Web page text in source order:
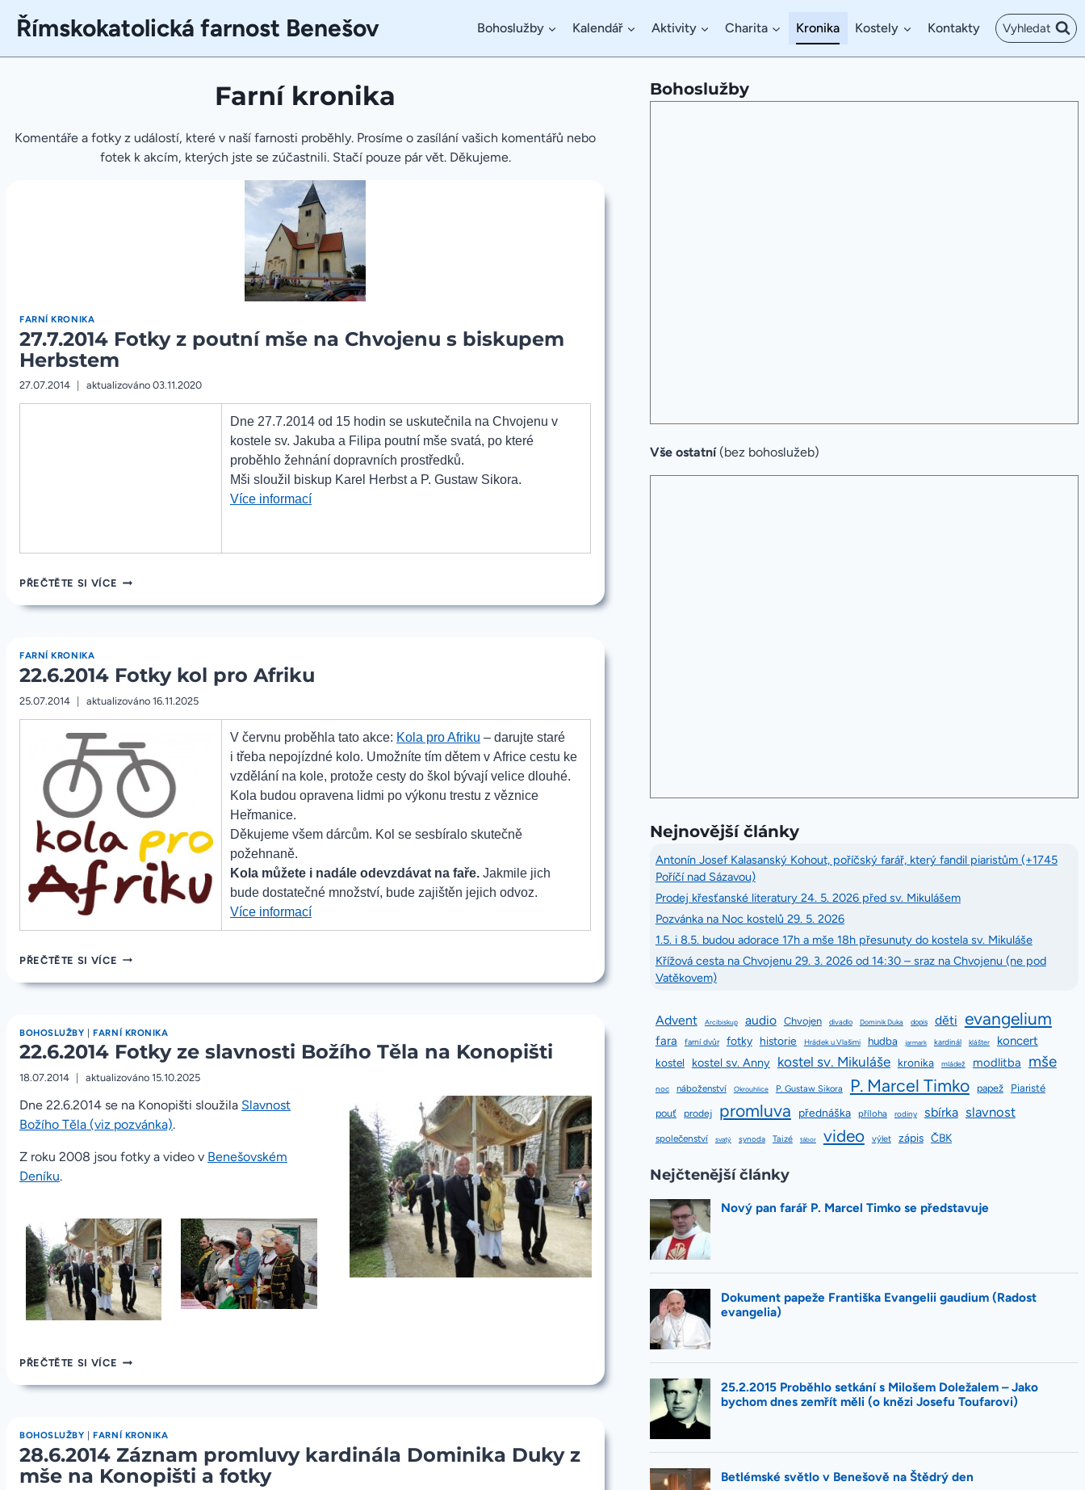
Římskokatolická farnost Benešov Bohoslužby Kalendář Aktivity Charita Kronika Kostely Kontakty Vyhledat
Farní kronika
Komentáře a fotky z událostí, které v naší farnosti proběhly. Prosíme o zasílání vašich komentářů nebo
fotek k akcím, kterých jste se zúčastnili. Stačí pouze pár vět. Děkujeme.
FARNÍ KRONIKA
27.7.2014 Fotky z poutní mše na Chvojenu s biskupem
Herbstem
27.07.2014 aktualizováno 03.11.2020
Dne 27.7.2014 od 15 hodin se uskutečnila na Chvojenu v
kostele sv. Jakuba a Filipa poutní mše svatá, po které
proběhlo žehnání dopravních prostředků.
Mši sloužil biskup Karel Herbst a P. Gustaw Sikora.
Více informací„27.7.2014
poutní
Chvojenu
Herbstem“
PŘEČTĚTE SI VÍCE 27.7.2014
Z
CHVOJENU
BISKUPEM
HERBSTEM
FARNÍ KRONIKA
22.6.2014 Fotky kol pro Afriku
25.07.2014 aktualizováno 16.11.2025
V červnu proběhla tato akce: Kola pro Afriku – darujte staré
i třeba nepojízdné kolo. Umožníte tím dětem v Africe cestu ke
vzdělání na kole, protože cesty do škol bývají velice dlouhé.
Kola budou opravena lidmi po výkonu trestu z věznice
Heřmanice.
Děkujeme všem dárcům. Kol se sesbíralo skutečně
požehnaně.
Kola můžete i nadále odevzdávat na faře. Jakmile jich
bude dostatečné množství, bude zajištěn jejich odvoz.
Více informací„22.6.2014
Fotky
Afriku“
PŘEČTĚTE SI VÍCE 22.6.2014
KOL
BOHOSLUŽBY |FARNÍ KRONIKA
22.6.2014 Fotky ze slavnosti Božího Těla na Konopišti
18.07.2014 aktualizováno 15.10.2025
Dne 22.6.2014 se na Konopišti sloužila Slavnost
Božího Těla (viz pozvánka).
Z roku 2008 jsou fotky a video v Benešovském
Deníku.
PŘEČTĚTE SI VÍCE 22.6.2014
ZE
TĚLA
NA
KONOPIŠTI
BOHOSLUŽBY |FARNÍ KRONIKA
28.6.2014 Záznam promluvy kardinála Dominika Duky z
mše na Konopišti a fotky
Bohoslužby
Vše ostatní (bez bohoslužeb)
Nejnovější články
Antonín Josef Kalasanský Kohout, poříčský farář, který fandil piaristům (+1745
Poříčí nad Sázavou)
Prodej křesťanské literatury 24. 5. 2026 před sv. Mikulášem
Pozvánka na Noc kostelů 29. 5. 2026
1.5. i 8.5. budou adorace 17h a mše 18h přesunuty do kostela sv. Mikuláše
Křížová cesta na Chvojenu 29. 3. 2026 od 14:30 – sraz na Chvojenu (ne pod
Vatěkovem)
Advent Arcibiskup audio Chvojen divadlo Dominik Duka dopis děti evangelium
fara farní dvůr fotky historie Hrádek u Vlašimi hudba jarmark kardinál klášter koncert
kostel kostel sv. Anny kostel sv. Mikuláše kronika mládež modlitba mše
noc náboženství Okrouhlice P. Gustaw Sikora P. Marcel Timko papež Piaristé
pouť prodej promluva přednáška příloha rodiny sbírka slavnost
společenství svatý synoda Taizé tábor video výlet zápis ČBK
Nejčtenější články